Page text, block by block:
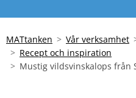
MATtanken Vår verksamhet
Recept och inspiration
Mustig vildsvinskalops från